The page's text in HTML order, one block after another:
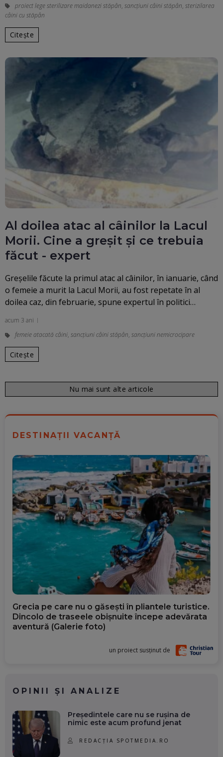
proiect lege sterilizare maidanezi stăpân, sancțiuni câini stăpân, sterizilarea
câini cu stăpân
Citește
Al doilea atac al câinilor la Lacul
Morii. Cine a greșit și ce trebuia
făcut - expert
Greșelile făcute la primul atac al câinilor, în ianuarie, când
o femeie a murit la Lacul Morii, au fost repetate în al
doilea caz, din februarie, spune expertul în politici…
acum 3 ani
femeie atacată câini, sancțiuni câini stăpân, sancțiuni nemicrocipare
Citește
Nu mai sunt alte articole
DESTINAȚII VACANȚĂ
Grecia pe care nu o găsești în pliantele turistice.
Dincolo de traseele obișnuite începe adevărata
aventură (Galerie foto)
un proiect susținut de
OPINII ȘI ANALIZE
Președintele care nu se rușina de
nimic este acum profund jenat
REDACȚIA SPOTMEDIA.RO